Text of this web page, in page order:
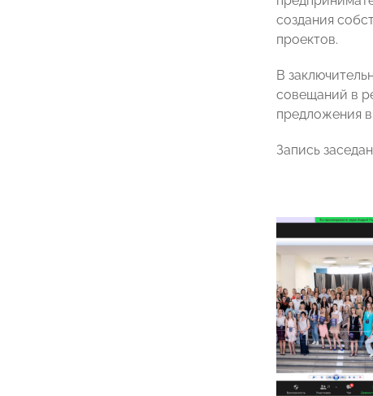
создания
проектов.
В
совещаний в
предложения
Запись